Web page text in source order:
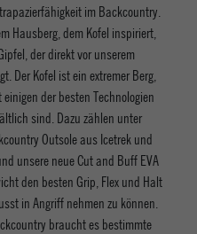
im Backcountry.
dem Kofel inspiriert,
der direkt vor unserem
Der Kofel ist ein extremer Berg,
der besten Technologien
sind. Dazu zählen unter
Outsole aus Icetrek und
unsere neue Cut and Buff EVA
den besten Grip, Flex und Halt
in Angriff nehmen zu können.
braucht es bestimmte